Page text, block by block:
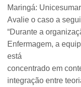
Maringá:
Avalie o caso a
“Durante a
Enfermagem, a
está
concentrado em
integração entre